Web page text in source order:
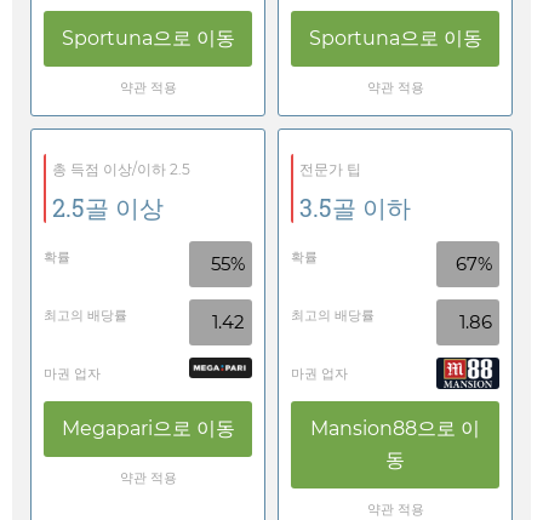
Sportuna으로 이동
약관 적용
Sportuna으로 이동
약관 적용
총 득점 이상/이하 2.5
2.5골 이상
확률 55%
최고의 배당률 1.42
마권 업자
Megapari으로 이동
약관 적용
전문가 팁
3.5골 이하
확률 67%
최고의 배당률 1.86
마권 업자
Mansion88으로 이
동
약관 적용